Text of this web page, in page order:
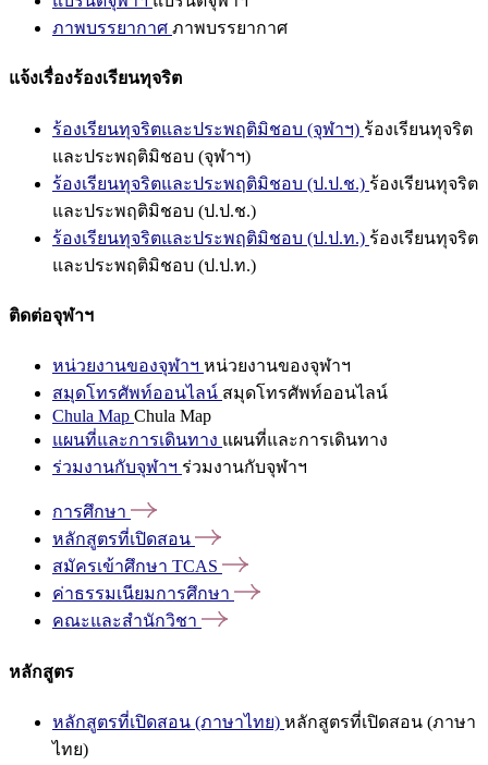
ภาพบรรยากาศ ภาพบรรยากาศ
แจ้งเรื่องร้องเรียนทุจริต
ร้องเรียนทุจริตและประพฤติมิชอบ (จุฬาฯ) ร้องเรียนทุจริต
และประพฤติมิชอบ (จุฬาฯ)
ร้องเรียนทุจริตและประพฤติมิชอบ (ป.ป.ช.) ร้องเรียนทุจริต
และประพฤติมิชอบ (ป.ป.ช.)
ร้องเรียนทุจริตและประพฤติมิชอบ (ป.ป.ท.) ร้องเรียนทุจริต
และประพฤติมิชอบ (ป.ป.ท.)
ติดต่อจุฬาฯ
หน่วยงานของจุฬาฯ หน่วยงานของจุฬาฯ
สมุดโทรศัพท์ออนไลน์ สมุดโทรศัพท์ออนไลน์
Chula Map Chula Map
แผนที่และการเดินทาง แผนที่และการเดินทาง
ร่วมงานกับจุฬาฯ ร่วมงานกับจุฬาฯ
การศึกษา
หลักสูตรที่เปิดสอน
สมัครเข้าศึกษา TCAS
ค่าธรรมเนียมการศึกษา
คณะและสำนักวิชา
หลักสูตร
หลักสูตรที่เปิดสอน (ภาษาไทย) หลักสูตรที่เปิดสอน (ภาษา
ไทย)